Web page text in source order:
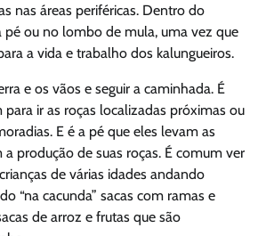
nas áreas periféricas. Dentro do
pé ou no lombo de mula, uma vez que
a vida e trabalho dos kalungueiros.
e os vãos e seguir a caminhada. É
para ir as roças localizadas próximas ou
E é a pé que eles levam as
produção de suas roças. É comum ver
de várias idades andando
“na cacunda” sacas com ramas e
de arroz e frutas que são